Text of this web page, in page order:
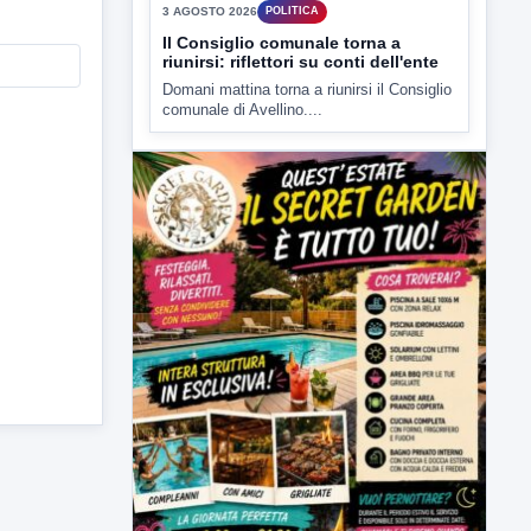
▶
3 AGOSTO 2026 POLITICA
Il Consiglio comunale torna a
riunirsi: riflettori su conti dell'ente
Domani mattina torna a riunirsi il Consiglio
comunale di Avellino....